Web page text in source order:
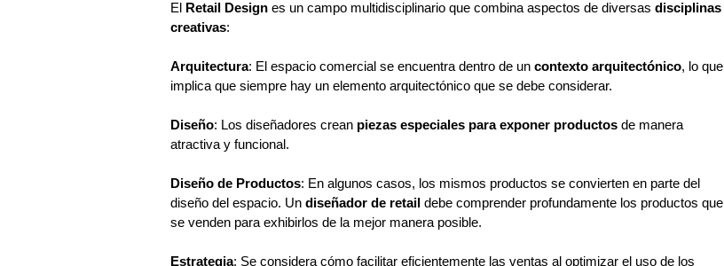
El Retail Design es un campo multidisciplinario que combina aspectos de diversas disciplinas
creativas:
Arquitectura: El espacio comercial se encuentra dentro de un contexto arquitectónico, lo que
implica que siempre hay un elemento arquitectónico que se debe considerar.
Diseño: Los diseñadores crean piezas especiales para exponer productos de manera
atractiva y funcional.
Diseño de Productos: En algunos casos, los mismos productos se convierten en parte del
diseño del espacio. Un diseñador de retail debe comprender profundamente los productos que
se venden para exhibirlos de la mejor manera posible.
Estrategia: Se considera cómo facilitar eficientemente las ventas al optimizar el uso de los